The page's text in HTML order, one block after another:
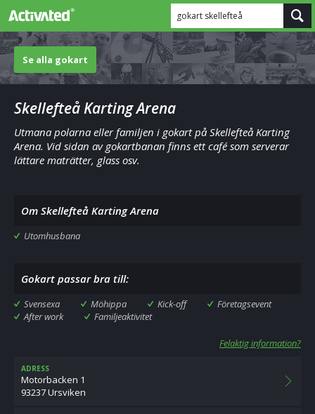
gokart skellefteå
Se alla gokart
Skellefteå Karting Arena
Utmana polarna eller familjen i gokart på Skellefteå Karting
Arena. Vid sidan av gokartbanan finns ett café som serverar
lättare maträtter, glass osv.
Om Skellefteå Karting Arena
Utomhusbana
Gokart passar bra till:
Svensexa Möhippa Kick-off
Företagsevent
After work
Familjeaktivitet
Felaktig information?
ADRESS
Motorbacken 1
93237 Ursviken